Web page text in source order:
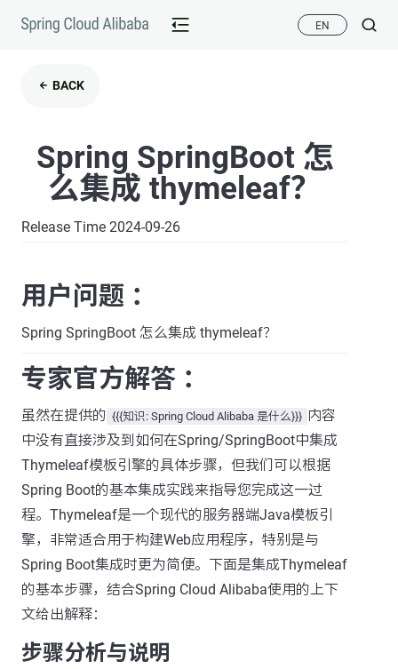
EN
BACK
Spring SpringBoot 怎
么集成 thymeleaf？
Release Time 2024-09-26
用户问题 ：
Spring SpringBoot 怎么集成 thymeleaf？
专家官方解答 ：
虽然在提供的 {{{知识: Spring Cloud Alibaba 是什么}}} 内容
中没有直接涉及到如何在Spring/SpringBoot中集成
Thymeleaf模板引擎的具体步骤，但我们可以根据
Spring Boot的基本集成实践来指导您完成这一过
程。Thymeleaf是一个现代的服务器端Java模板引
擎，非常适合用于构建Web应用程序，特别是与
Spring Boot集成时更为简便。下面是集成Thymeleaf
的基本步骤，结合Spring Cloud Alibaba使用的上下
文给出解释：
步骤分析与说明